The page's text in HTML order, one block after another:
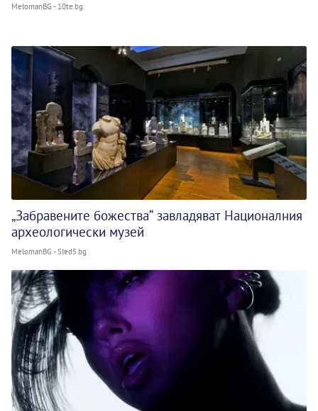
MelomanBG - 10te.bg
„Забравените божества“ завладяват Националния
археологически музей
MelomanBG - Sled5.bg